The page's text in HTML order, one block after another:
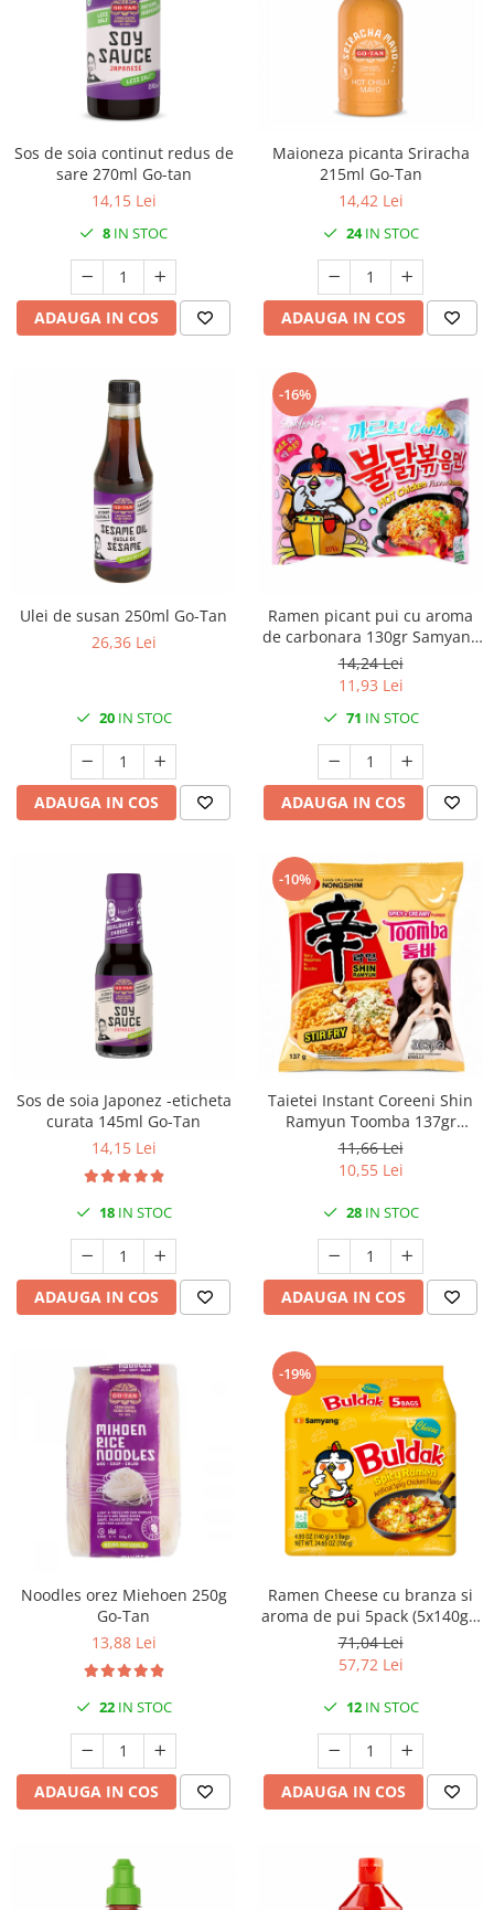
Sos de soia continut redus de
sare 270ml Go-tan
14,15 Lei
8 IN STOC
ADAUGA IN COS
Maioneza picanta Sriracha
215ml Go-Tan
14,42 Lei
24IN STOC
ADAUGA IN COS
Ulei de susan 250ml Go-Tan
26,36 Lei
20IN STOC
ADAUGA IN COS
-16%
Ramen picant pui cu aroma
de carbonara 130gr Samyang
Buldak
14,24 Lei
11,93 Lei
71 IN STOC
ADAUGA IN COS
Sos de soia Japonez -eticheta
curata 145ml Go-Tan
14,15 Lei
18IN STOC
ADAUGA IN COS
-10%
Taietei Instant Coreeni Shin
Ramyun Toomba 137gr
Nongshim, Gust Picant-
Cremos cu Branza și Usturoi
11,66 Lei
10,55 Lei
28IN STOC
ADAUGA IN COS
Noodles orez Miehoen 250g
Go-Tan
13,88 Lei
22IN STOC
ADAUGA IN COS
-19%
Ramen Cheese cu branza si
aroma de pui 5pack (5x140gr)
Samyang Buldak
71,04 Lei
57,72 Lei
12IN STOC
ADAUGA IN COS